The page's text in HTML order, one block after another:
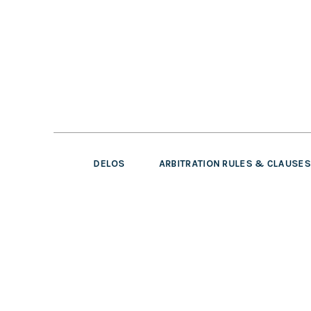
DELOS ARBITRATION RULES & CLAUSES